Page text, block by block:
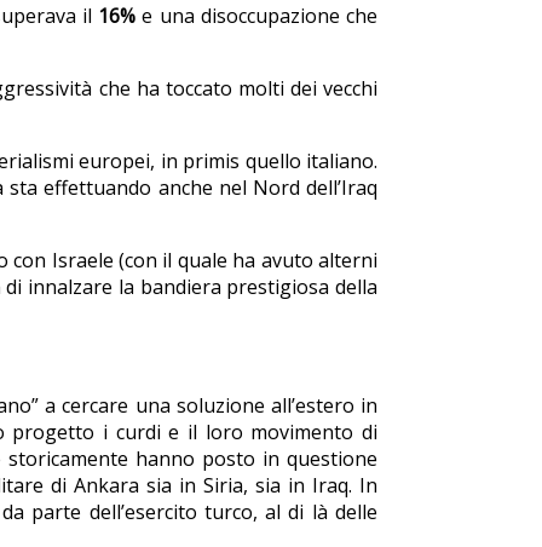
il 16% e una disoccupazione che
che ha toccato molti dei vecchi
europei, in primis quello italiano.
effettuando anche nel Nord dell’Iraq
Israele (con il quale ha avuto alterni
innalzare la bandiera prestigiosa della
a cercare una soluzione all’estero in
progetto i curdi e il loro movimento di
hanno posto in questione
di Ankara sia in Siria, sia in Iraq. In
parte dell’esercito turco, al di là delle